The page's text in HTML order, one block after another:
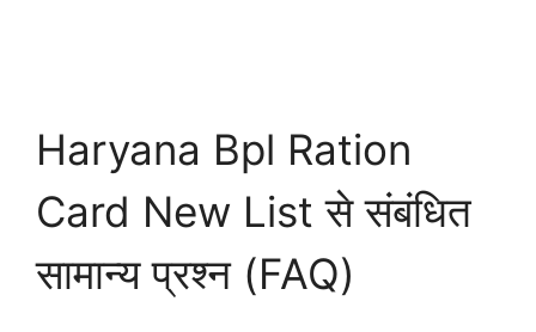
Haryana Bpl Ration
Card New List से संबंधित
सामान्य प्रश्न (FAQ)